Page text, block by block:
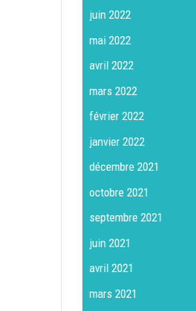
juin 2022
mai 2022
avril 2022
mars 2022
février 2022
janvier 2022
décembre 2021
octobre 2021
septembre 2021
juin 2021
avril 2021
mars 2021